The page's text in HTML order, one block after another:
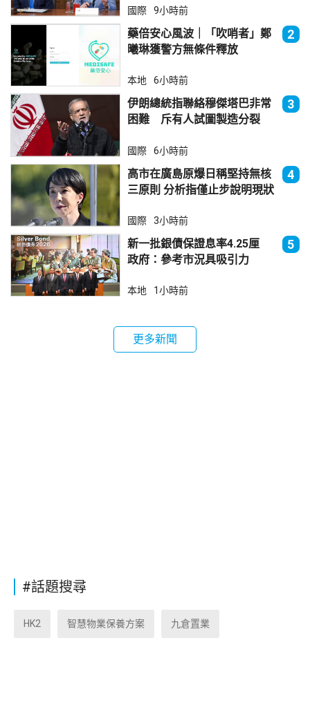
國際 9小時前
藥倍安心風波｜「吹哨者」鄭
曦琳獲警方無條件釋放
2
本地 6小時前
伊朗總統指聯絡穆傑塔巴非常
困難 斥有人試圖製造分裂
3
國際 6小時前
高市在廣島原爆日稱堅持無核
三原則 分析指僅止步說明現狀
4
國際 3小時前
新一批銀債保證息率4.25厘
政府：參考市況具吸引力
5
本地 1小時前
更多新聞
#話題搜尋
HK2 智慧物業保養方案 九倉置業